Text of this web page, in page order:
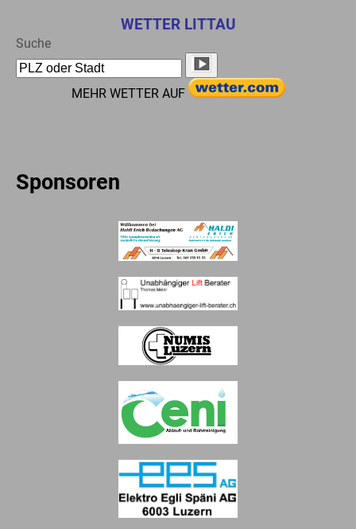
WETTER LITTAU
Suche
MEHR WETTER AUF
Sponsoren